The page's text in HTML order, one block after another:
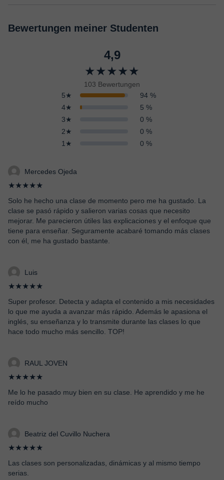
Bewertungen meiner Studenten
4,9
★★★★★
103 Bewertungen
5★
94 %
4★
5 %
3★
0 %
2★
0 %
1★
0 %
Mercedes Ojeda
★★★★★
Solo he hecho una clase de momento pero me ha gustado. La
clase se pasó rápido y salieron varias cosas que necesito
mejorar. Me parecieron útiles las explicaciones y el enfoque que
tiene para enseñar. Seguramente acabaré tomando más clases
con él, me ha gustado bastante.
Luis
★★★★★
Super profesor. Detecta y adapta el contenido a mis necesidades
lo que me ayuda a avanzar más rápido. Además le apasiona el
inglés, su enseñanza y lo transmite durante las clases lo que
hace todo mucho más sencillo. TOP!
RAUL JOVEN
★★★★★
Me lo he pasado muy bien en su clase. He aprendido y me he
reído mucho
Beatriz del Cuvillo Nuchera
★★★★★
Las clases son personalizadas, dinámicas y al mismo tiempo
serias.